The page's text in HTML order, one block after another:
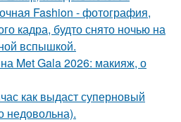
Fashion - фотография,
кадра, будто снято ночью на
вспышкой.
Met Gala 2026: макияж, о
как выдаст суперновый
недовольна).